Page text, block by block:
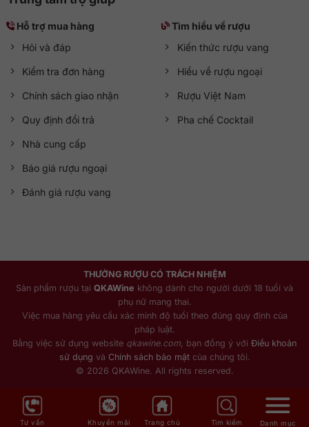
Hỗ trợ mua hàng
Hỏi và đáp
Kiểm tra đơn hàng
Chính sách giao nhận
Quy định đổi trả
Nhà cung cấp
Báo giá rượu ngoại
Đánh giá rượu vang
Tìm hiểu về rượu
Kiến thức rượu vang
Hiểu về rượu ngoại
Rượu Việt Nam
Pha chế Cocktail
THƯỞNG RƯỢU CÓ TRÁCH NHIỆM
Sản phẩm rượu tại QKAWine không dành cho người dưới 18 tuổi và
phụ nữ mang thai.
Việc mua hàng yêu cầu xác minh độ tuổi theo đúng quy định của
pháp luật.
Bằng việc sử dụng website qkawine.com , bạn đồng ý với Điều khoản
sử dụng và Chính sách bảo mậtcủa chúng tôi.
© 2026 QKAWine. All rights reserved.
Tư vấn Khuyến mãi Trang chủ Tìm kiếm Danh mục